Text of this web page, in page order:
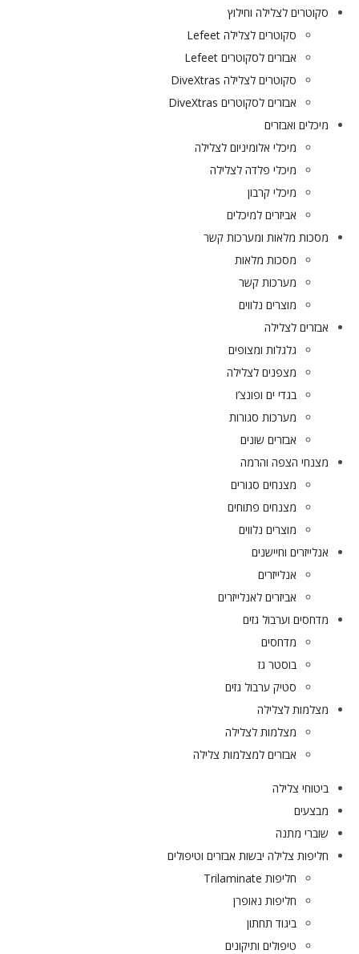
סקוטרים לצלילה וחילוץ
סקוטרים לצלילה Lefeet
אבזרים לסקוטרים Lefeet
סקוטרים לצלילה DiveXtras
אבזרים לסקוטרים DiveXtras
מיכלים ואבזרים
מיכלי אלומיניום לצלילה
מיכלי פלדה לצלילה
מיכלי קרבון
אביזרים למיכלים
מסכות מלאות ומערכות קשר
מסכות מלאות
מערכות קשר
מוצרים נלווים
אבזרים לצלילה
גלגלות ומצופים
מצפנים לצלילה
בגדי ים ופונצ’ו
מערכות סגורות
אבזרים שונים
מצנחי הצפה והרמה
מצנחים סגורים
מצנחים פתוחים
מוצרים נלווים
אנלייזרים וחיישנים
אנלייזרים
אביזרים לאנלייזרים
מדחסים וערבול גזים
מדחסים
בוסטר גז
סטיק ערבול גזים
מצלמות לצלילה
מצלמות לצלילה
אבזרים למצלמות צלילה
ביטוחי צלילה
מבצעים
שוברי מתנה
חליפות צלילה יבשות אבזרים וטיפולים
חליפות Trilaminate
חליפות נאופרן
ביגוד תחתון
טיפולים ותיקונים